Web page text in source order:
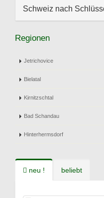
Schweiz nach
Regionen
Jetrichovice
Bielatal
Kirnitzschtal
Bad Schandau
Hinterhermsdorf
neu ! beliebt